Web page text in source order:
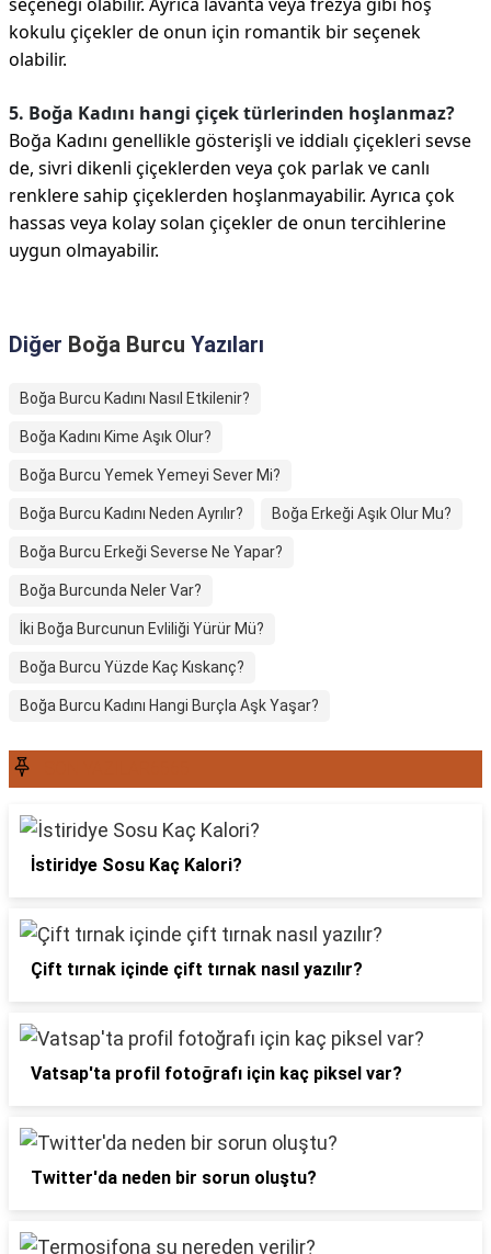
kokulu çiçekler de onun için romantik bir seçenek
olabilir.
5. Boğa Kadını hangi çiçek türlerinden hoşlanmaz?
Boğa Kadını genellikle gösterişli ve iddialı çiçekleri sevse
de, sivri dikenli çiçeklerden veya çok parlak ve canlı
renklere sahip çiçeklerden hoşlanmayabilir. Ayrıca çok
hassas veya kolay solan çiçekler de onun tercihlerine
uygun olmayabilir.
Diğer Boğa Burcu Yazıları
Boğa Burcu Kadını Nasıl Etkilenir?
Boğa Kadını Kime Aşık Olur?
Boğa Burcu Yemek Yemeyi Sever Mi?
Boğa Burcu Kadını Neden Ayrılır? Boğa Erkeği Aşık Olur Mu?
Boğa Burcu Erkeği Severse Ne Yapar?
Boğa Burcunda Neler Var?
İki Boğa Burcunun Evliliği Yürür Mü?
Boğa Burcu Yüzde Kaç Kıskanç?
Boğa Burcu Kadını Hangi Burçla Aşk Yaşar?
İstiridye Sosu Kaç Kalori?
Çift tırnak içinde çift tırnak nasıl yazılır?
Vatsap'ta profil fotoğrafı için kaç piksel var?
Twitter'da neden bir sorun oluştu?